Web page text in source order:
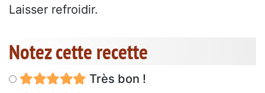
Laisser refroidir.
Notez cette recette
Très bon !